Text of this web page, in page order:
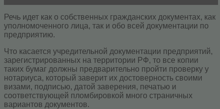
Речь идет как о собственных гражданских документах, как
уполномоченного лица, так и обо всей документации по
предприятию.
Что касается учредительной документации предприятий,
зарегистрированных на территории РФ, то все копии
таких бумаг должны предварительно пройти проверку у
нотариуса, который заверит их достоверность своими
визами, подписью, датой заверения, печатью и
соответствующей пломбировкой много страничных
вариантов документов.